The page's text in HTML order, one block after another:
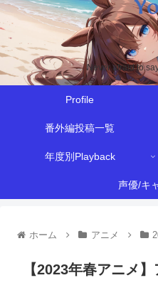
Never afraid to
Profile
番外編投稿一覧
年度別Playback
声優/キ
ホーム アニメ
【2023年春アニメ